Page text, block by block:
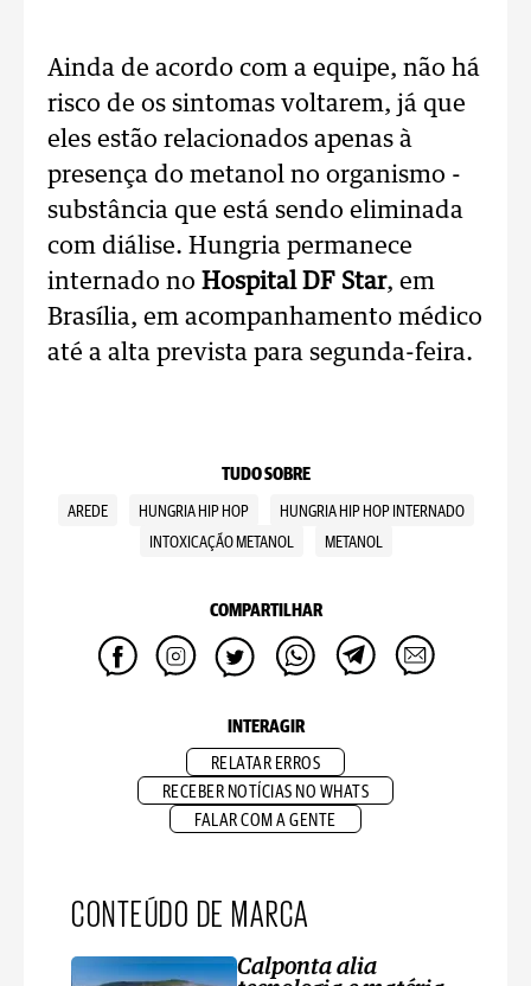
Ainda de acordo com a equipe, não há
risco de os sintomas voltarem, já que
eles estão relacionados apenas à
presença do metanol no organismo -
substância que está sendo eliminada
com diálise. Hungria permanece
internado no Hospital DF Star, em
Brasília, em acompanhamento médico
até a alta prevista para segunda-feira.
TUDO SOBRE
AREDE HUNGRIA HIP HOP
HUNGRIA HIP HOP INTERNADO
INTOXICAÇÃO METANOL
METANOL
COMPARTILHAR
INTERAGIR
RELATAR ERROS
RECEBER NOTÍCIAS NO WHATS
FALAR COM A GENTE
CONTEÚDO DE MARCA
Calponta alia